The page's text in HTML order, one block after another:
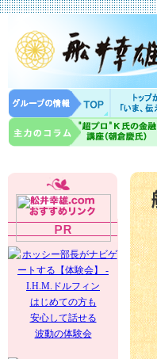
はじめての方も
安心して話せる
波動の体験会